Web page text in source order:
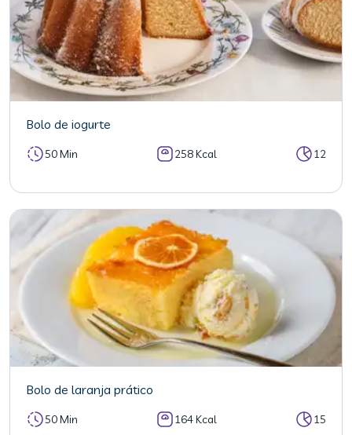
Bolo de iogurte
50 Min 258 Kcal 12
Bolo de laranja prático
50 Min 164 Kcal 15